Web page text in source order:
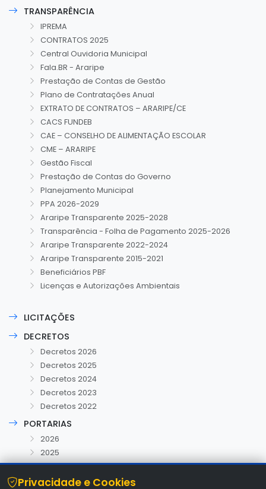
TRANSPARÊNCIA
IPREMA
CONTRATOS 2025
Central Ouvidoria Municipal
Fala.BR - Araripe
Prestação de Contas de Gestão
Plano de Contratações Anual
EXTRATO DE CONTRATOS – ARARIPE/CE
CACS FUNDEB
CAE – CONSELHO DE ALIMENTAÇÃO ESCOLAR
CME – ARARIPE
Gestão Fiscal
Prestação de Contas do Governo
Planejamento Municipal
PPA 2026-2029
Araripe Transparente 2025-2028
Transparência - Folha de Pagamento 2025-2026
Araripe Transparente 2022-2024
Araripe Transparente 2015-2021
Beneficiários PBF
Licenças e Autorizações Ambientais
LICITAÇÕES
DECRETOS
Decretos 2026
Decretos 2025
Decretos 2024
Decretos 2023
Decretos 2022
PORTARIAS
2026
2025
Privacidade e Cookies